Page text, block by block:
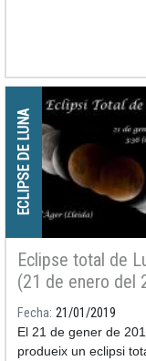
ECLIPSE DE LUNA
Eclipse total de
(21 de enero del
Fecha 21/01/2019
El 21 de gener de
produeix un eclipsi